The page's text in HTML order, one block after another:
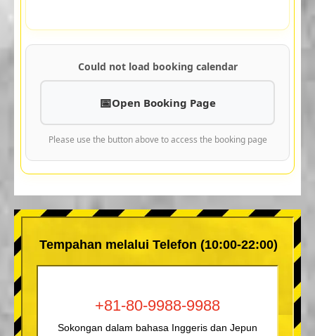
Could not load booking calendar
Open Booking Page
Please use the button above to access the booking page
Tempahan melalui Telefon (10:00-22:00)
+81-80-9988-9988
Sokongan dalam bahasa Inggeris dan Jepun